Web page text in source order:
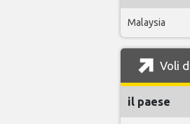
Malaysia
Voli
il paese